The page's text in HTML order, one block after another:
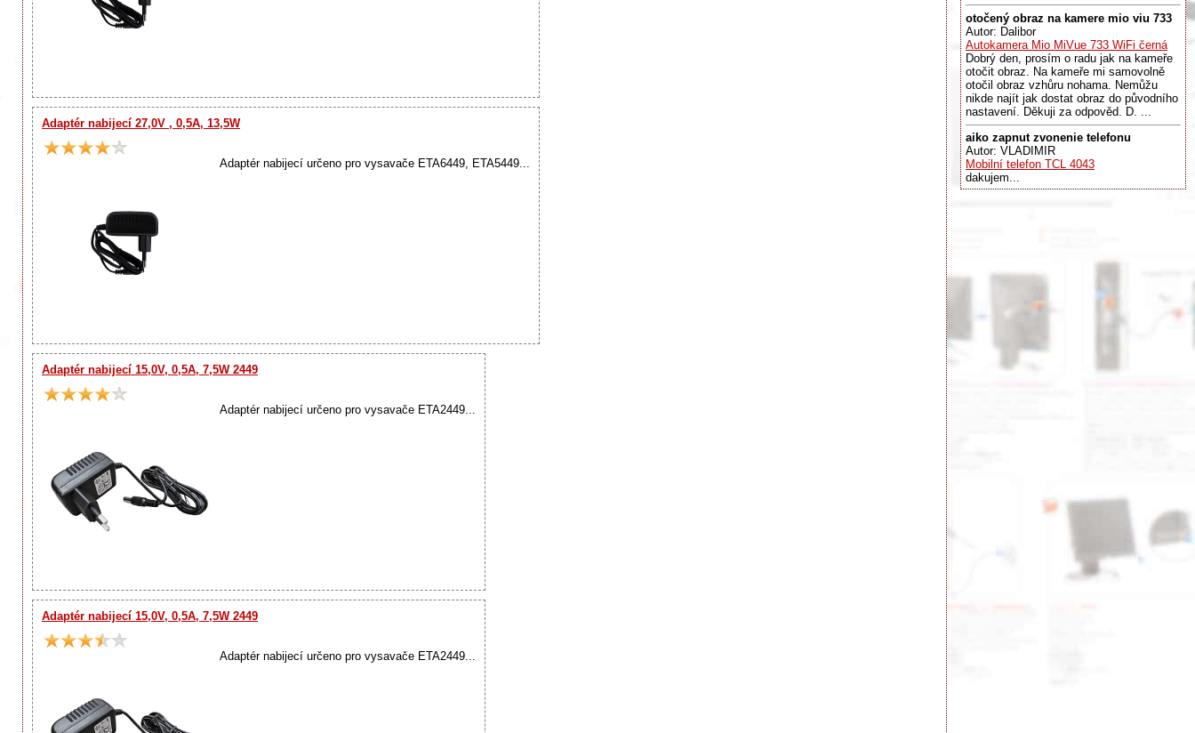
Adaptér nabijecí 27,0V , 0,5A, 13,5W
Adaptér nabijecí určeno pro vysavače ETA6449, ETA5449...
Adaptér nabijecí 15,0V, 0,5A, 7,5W 2449
Adaptér nabijecí určeno pro vysavače ETA2449...
Adaptér nabijecí 15,0V, 0,5A, 7,5W 2449
Adaptér nabijecí určeno pro vysavače ETA2449...
otočený obraz na kamere mio viu 733
Autor: Dalibor
Autokamera Mio MiVue 733 WiFi černá
Dobrý den, prosím o radu jak na kameře
otočit obraz. Na kameře mi samovolně
otočil obraz vzhůru nohama. Nemůžu
nikde najít jak dostat obraz do původního
nastavení. Děkuji za odpověd. D. ...
aiko zapnut zvonenie telefonu
Autor: VLADIMIR
Mobilní telefon TCL 4043
dakujem...